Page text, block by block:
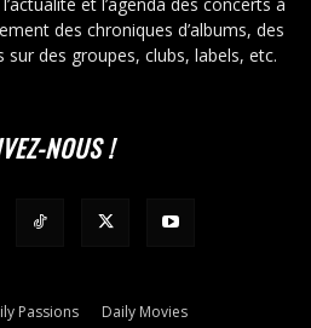
des chroniques d’albums, des
des groupes, clubs, labels, etc.
NOUS !
Passions
Daily Movies